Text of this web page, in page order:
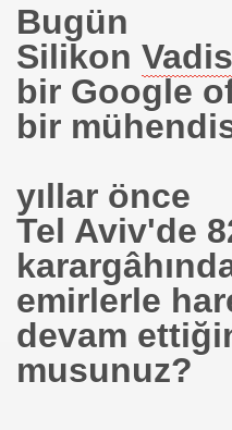
Bugün
Silikon
bir Google
bir
yıllar önce
Tel Aviv'de
emirlerle
devam
musunuz?